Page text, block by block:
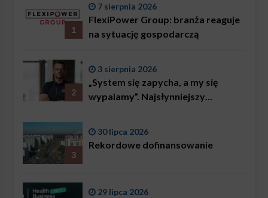
1
7 sierpnia 2026
FlexiPower Group: branża reaguje
na sytuację gospodarczą
2
3 sierpnia 2026
„System się zapycha, a my się
wypalamy”. Najsłynniejszy
problemem są nie tylko choroby
3
30 lipca 2026
Rekordowe dofinansowanie
29 lipca 2026